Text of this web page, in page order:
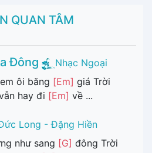
QUAN TÂM
Đông
Nhạc Ngoại
ôi băng [Em] giá Trời
hay đi [Em] về ...
Long - Đặng Hiền
như sang [G] đông Trời